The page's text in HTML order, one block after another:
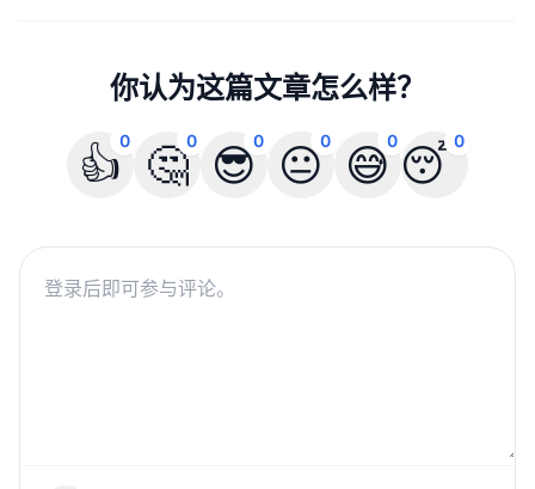
你认为这篇文章怎么样？
👍0 🤔0 😎0 😐0 😅0 😴
0